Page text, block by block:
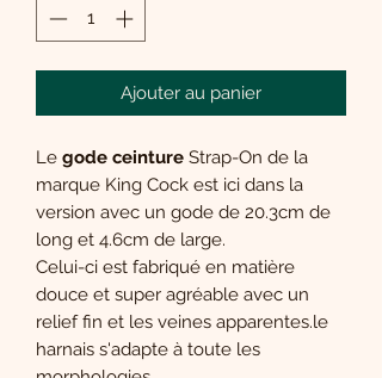
Ajouter au panier
Le gode ceinture Strap-On de la
marque King Cock est ici dans la
version avec un gode de 20.3cm de
long et 4.6cm de large.
Celui-ci est fabriqué en matière
douce et super agréable avec un
relief fin et les veines apparentes.le
harnais s'adapte à toute les